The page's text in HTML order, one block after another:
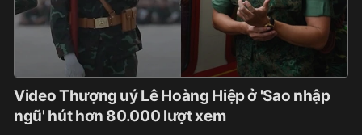
Video Thượng uý Lê Hoàng Hiệp ở 'Sao nhập
ngũ' hút hơn 80.000 lượt xem